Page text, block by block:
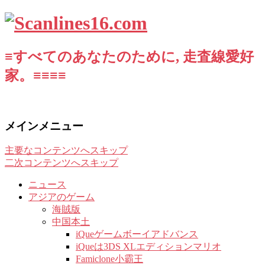
≡すべてのあなたのために, 走査線愛好
家。≡≡≡≡
メインメニュー
主要なコンテンツへスキップ
二次コンテンツへスキップ
ニュース
アジアのゲーム
海賊版
中国本土
iQueゲームボーイアドバンス
iQueは3DS XLエディションマリオ
Famiclone小霸王